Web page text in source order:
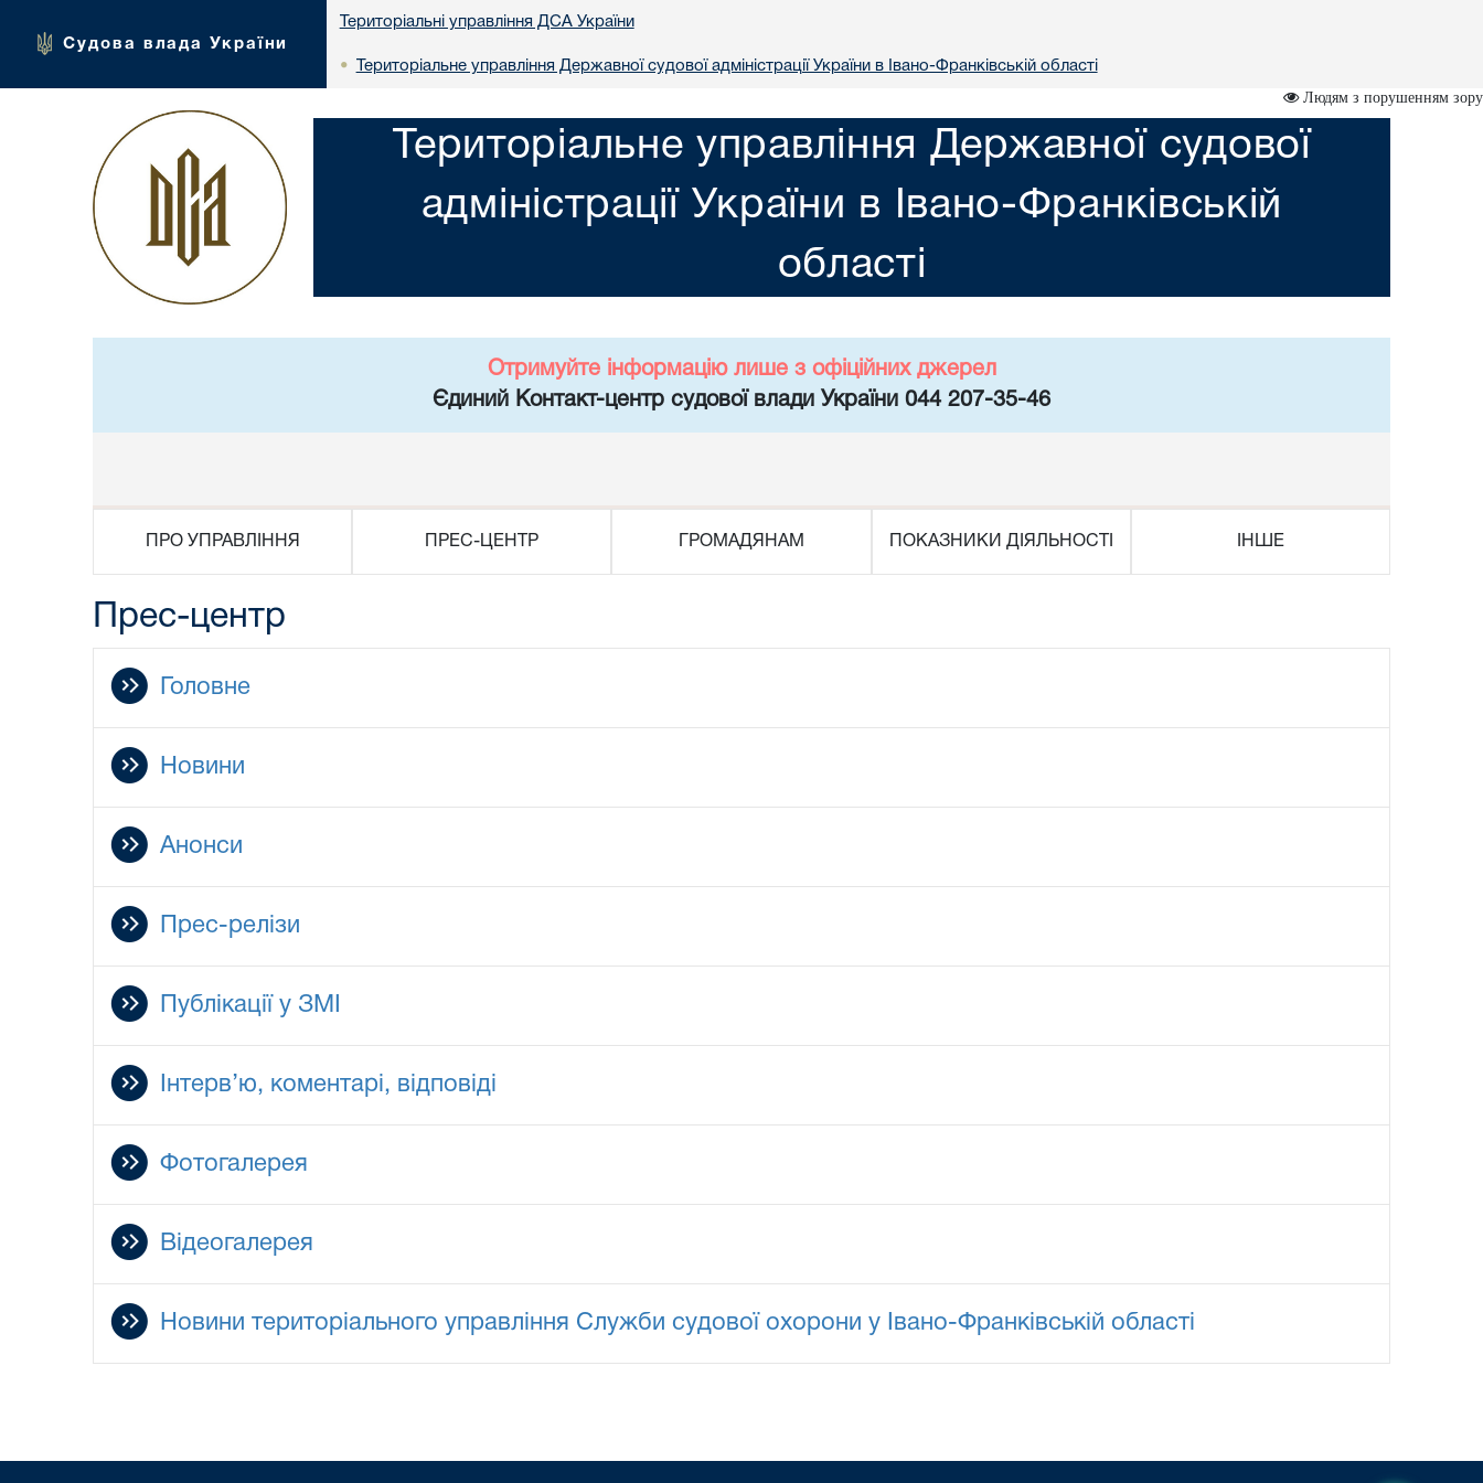
Судова влада України
Територіальні управління ДСА України
• Територіальне управління Державної судової адміністрації України в Iвано-Франкiвській областi
Людям з порушенням зору
Територіальне управління Державної судової
адміністрації України в Iвано-Франкiвській
областi
Отримуйте інформацію лише з офіційних джерел
Єдиний Контакт-центр судової влади України 044 207-35-46
ПРО УПРАВЛІННЯ ПРЕС-ЦЕНТР ГРОМАДЯНАМ ПОКАЗНИКИ ДІЯЛЬНОСТІ ІНШЕ
Прес-центр
Головне
Новини
Анонси
Прес-релізи
Публікації у ЗМІ
Інтерв’ю, коментарі, відповіді
Фотогалерея
Відеогалерея
Новини територіального управління Служби судової охорони у Івано-Франківській області